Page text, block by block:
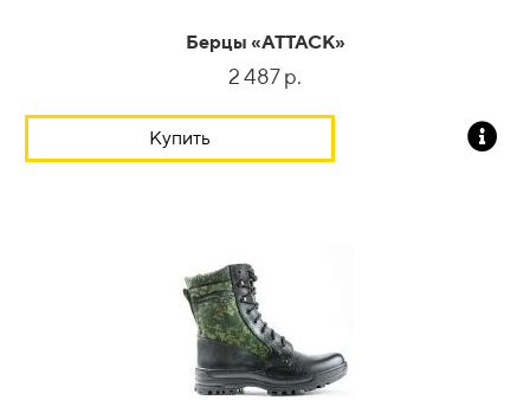
Берцы «ATTACK»
2 487 р.
Купить